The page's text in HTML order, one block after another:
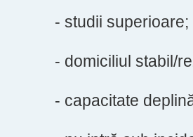
- studii superioare;
- domiciliul stabil/
- capacitate